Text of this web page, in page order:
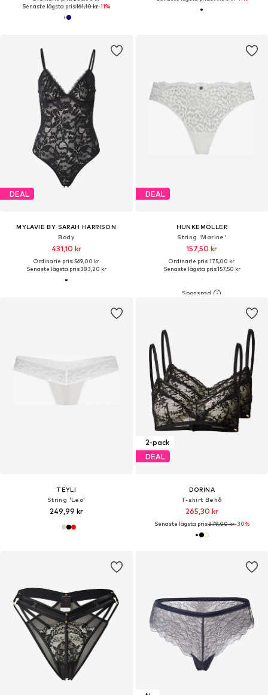
Senaste lägsta pris:161,10 kr-11%
DEAL
MYLAVIE BY SARAH HARRISON
Body
431,10 kr
Ordinarie pris: 569,00 kr
Senaste lägsta pris:383,20 kr
DEAL
HUNKEMÖLLER
String 'Marine'
157,50 kr
Ordinarie pris: 175,00 kr
Senaste lägsta pris:157,50 kr
TEYLI
String 'Leo'
249,99 kr
2-pack
DEAL
DORINA
T-shirt Behå
265,30 kr
Senaste lägsta pris:379,00 kr-30%